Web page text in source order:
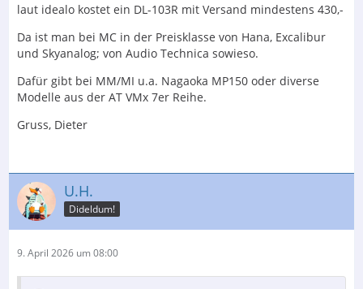
laut idealo kostet ein DL-103R mit Versand mindestens 430,-
Da ist man bei MC in der Preisklasse von Hana, Excalibur
und Skyanalog; von Audio Technica sowieso.
Dafür gibt bei MM/MI u.a. Nagaoka MP150 oder diverse
Modelle aus der AT VMx 7er Reihe.
Gruss, Dieter
U.H.
Dideldum!
9. April 2026 um 08:00